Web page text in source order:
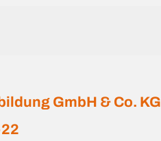
GmbH & Co. KG